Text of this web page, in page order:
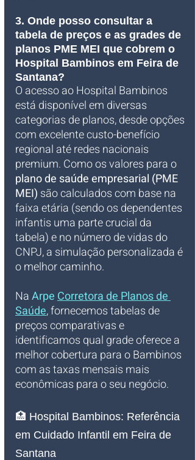
3. Onde posso consultar a
tabela de preços e as grades de
planos PME MEI que cobrem o
Hospital Bambinos em Feira de
Santana?
O acesso ao Hospital Bambinos
está disponível em diversas
categorias de planos, desde opções
com excelente custo-benefício
regional até redes nacionais
premium. Como os valores para o
plano de saúde empresarial (PME
MEI) são calculados com base na
faixa etária (sendo os dependentes
infantis uma parte crucial da
tabela) e no número de vidas do
CNPJ, a simulação personalizada é
o melhor caminho.
Na Arpe Corretora de Planos de
Saúde, fornecemos tabelas de
preços comparativas e
identificamos qual grade oferece a
melhor cobertura para o Bambinos
com as taxas mensais mais
econômicas para o seu negócio.
🏥 Hospital Bambinos: Referência
em Cuidado Infantil em Feira de
Santana